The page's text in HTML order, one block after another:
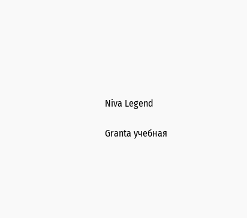
Niva Legend
Granta учебная